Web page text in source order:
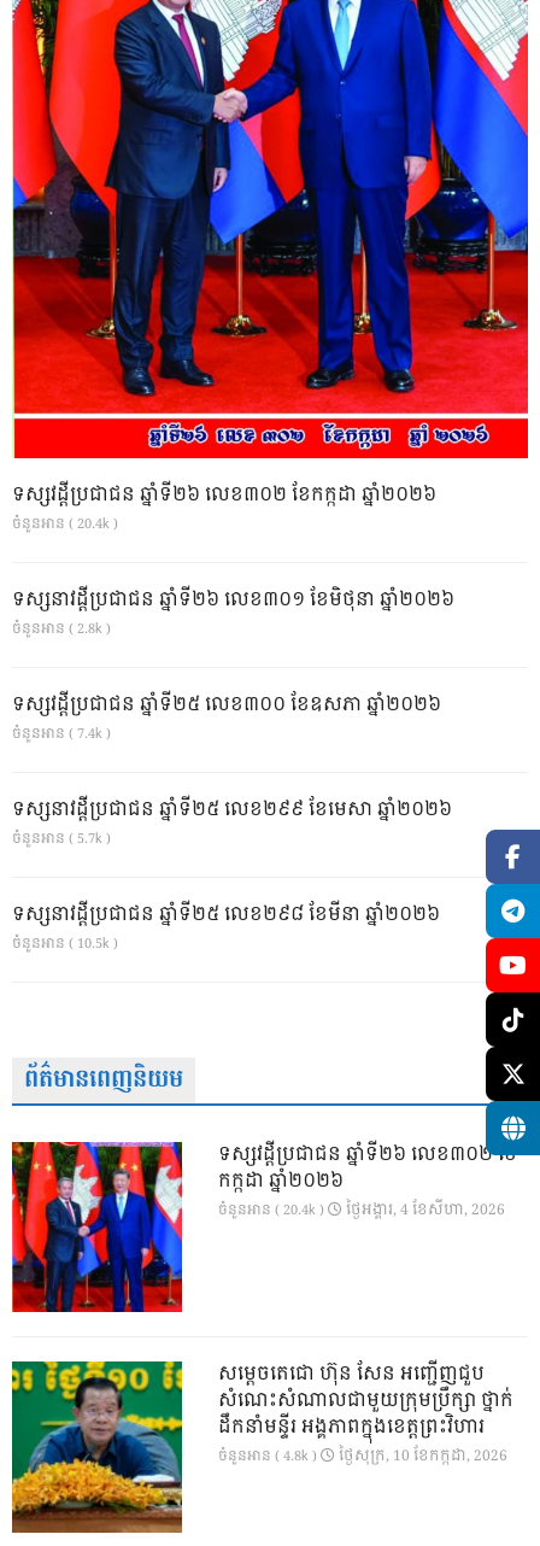
ទស្សវដ្តីប្រជាជន ឆ្នាំទី២៦ លេខ៣០២ ខែកក្កដា ឆ្នាំ២០២៦
ចំនួនអាន ( 20.4k )
ទស្សនាវដ្ដីប្រជាជន ឆ្នាំទី២៦ លេខ៣០១ ខែមិថុនា ឆ្នាំ២០២៦
ចំនួនអាន ( 2.8k )
ទស្សវដ្តីប្រជាជន ឆ្នាំទី២៥ លេខ៣០០ ខែឧសភា ឆ្នាំ២០២៦
ចំនួនអាន ( 7.4k )
ទស្សនាវដ្ដីប្រជាជន ឆ្នាំទី២៥ លេខ២៩៩ ខែមេសា ឆ្នាំ២០២៦
ចំនួនអាន ( 5.7k )
ទស្សនាវដ្ដីប្រជាជន ឆ្នាំទី២៥ លេខ២៩៨ ខែមីនា ឆ្នាំ២០២៦
ចំនួនអាន ( 10.5k )
ព័ត៌មានពេញនិយម
ទស្សវដ្តីប្រជាជន ឆ្នាំទី២៦ លេខ៣០២ ខែ
កក្កដា ឆ្នាំ២០២៦
ចំនួនអាន ( 20.4k ) ថ្ងៃ​អង្គារ, 4 ខែ​សីហា, 2026
សម្តេចតេជោ ហ៊ុន សែន អញ្ជើញជួប
សំណេះសំណាលជាមួយក្រុមប្រឹក្សា ថ្នាក់
ដឹកនាំមន្ទីរ អង្គភាពក្នុងខេត្តព្រះវិហារ
ចំនួនអាន ( 4.8k ) ថ្ងៃ​សុក្រ, 10 ខែ​កក្កដា, 2026